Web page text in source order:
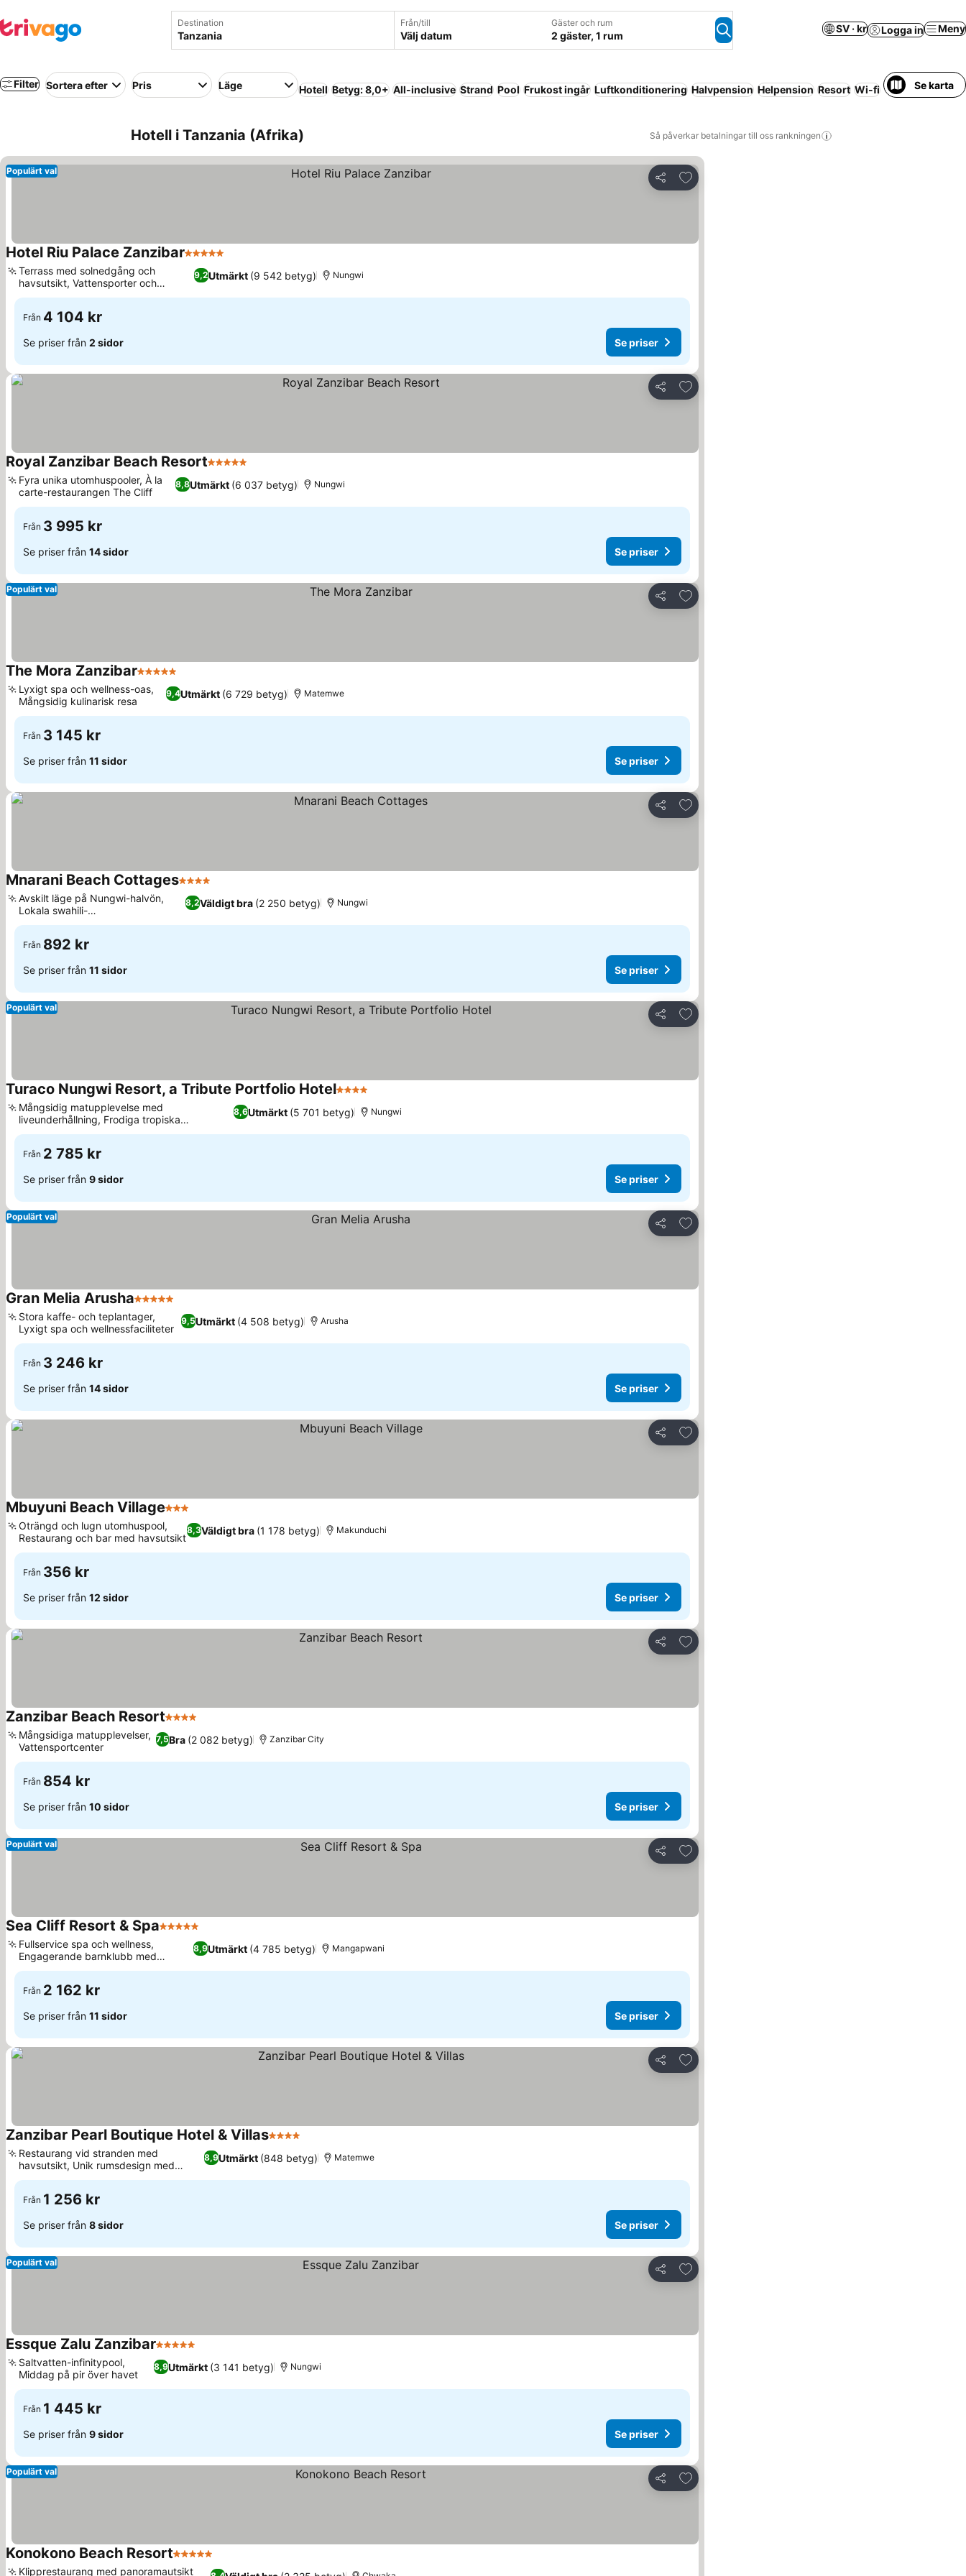
Destination Från/till
Välj datum
Gäster och rum
2 gäster, 1 rum
SV · kr Logga in Meny
Filter Sortera efter Pris Läge Hotell Betyg: 8,0+ All-inclusive Strand Pool Frukost ingår Luftkonditionering Halvpension Helpension Resort Wi-fi Se karta
Hotell i Tanzania (Afrika) Så påverkar betalningar till oss rankningen
Dela
Lägg till i Mina Favoriter
Populärt val
Hotel Riu Palace Zanzibar5 Stjärnor
9,2Utmärkt (9 542 betyg)
Terrass med solnedgång och
havsutsikt, Vattensporter och
dykcenter
Nungwi
Från 4 104 kr
Se priser från 2 sidor Se priser
Dela
Lägg till i Mina Favoriter
Royal Zanzibar Beach Resort5 Stjärnor
8,8Utmärkt (6 037 betyg)
Fyra unika utomhuspooler, À la
carte-restaurangen The Cliff
Nungwi
Från 3 995 kr
Se priser från 14 sidor Se priser
Dela
Lägg till i Mina Favoriter
Populärt val
The Mora Zanzibar5 Stjärnor
9,4Utmärkt (6 729 betyg)
Lyxigt spa och wellness-oas,
Mångsidig kulinarisk resa
Matemwe
Från 3 145 kr
Se priser från 11 sidor Se priser
Dela
Lägg till i Mina Favoriter
Mnarani Beach Cottages4 Stjärnor
8,2Väldigt bra (2 250 betyg)
Avskilt läge på Nungwi-halvön,
Lokala swahili-
skaldjursspecialiteter
Nungwi
Från 892 kr
Se priser från 11 sidor Se priser
Dela
Lägg till i Mina Favoriter
Populärt val
Turaco Nungwi Resort, a Tribute Portfolio Hotel4 Stjärnor
8,6Utmärkt (5 701 betyg)
Mångsidig matupplevelse med
liveunderhållning, Frodiga tropiska
trädgårdar och utomhuspool
Nungwi
Från 2 785 kr
Se priser från 9 sidor Se priser
Dela
Lägg till i Mina Favoriter
Populärt val
Gran Melia Arusha5 Stjärnor
9,5Utmärkt (4 508 betyg)
Stora kaffe- och teplantager,
Lyxigt spa och wellnessfaciliteter
Arusha
Från 3 246 kr
Se priser från 14 sidor Se priser
Dela
Lägg till i Mina Favoriter
Mbuyuni Beach Village3 Stjärnor
8,3Väldigt bra (1 178 betyg)
Oträngd och lugn utomhuspool,
Restaurang och bar med havsutsikt
Makunduchi
Från 356 kr
Se priser från 12 sidor Se priser
Dela
Lägg till i Mina Favoriter
Zanzibar Beach Resort4 Stjärnor
7,5Bra (2 082 betyg)
Mångsidiga matupplevelser,
Vattensportcenter
Zanzibar City
Från 854 kr
Se priser från 10 sidor Se priser
Dela
Lägg till i Mina Favoriter
Populärt val
Sea Cliff Resort & Spa5 Stjärnor
8,9Utmärkt (4 785 betyg)
Fullservice spa och wellness,
Engagerande barnklubb med
aktiviteter
Mangapwani
Från 2 162 kr
Se priser från 11 sidor Se priser
Dela
Lägg till i Mina Favoriter
Zanzibar Pearl Boutique Hotel & Villas4 Stjärnor
8,9Utmärkt (848 betyg)
Restaurang vid stranden med
havsutsikt, Unik rumsdesign med
balkonger
Matemwe
Från 1 256 kr
Se priser från 8 sidor Se priser
Dela
Lägg till i Mina Favoriter
Populärt val
Essque Zalu Zanzibar5 Stjärnor
8,9Utmärkt (3 141 betyg)
Saltvatten-infinitypool,
Middag på pir över havet
Nungwi
Från 1 445 kr
Se priser från 9 sidor Se priser
Dela
Lägg till i Mina Favoriter
Populärt val
Konokono Beach Resort5 Stjärnor
Klipprestaurang med panoramautsikt